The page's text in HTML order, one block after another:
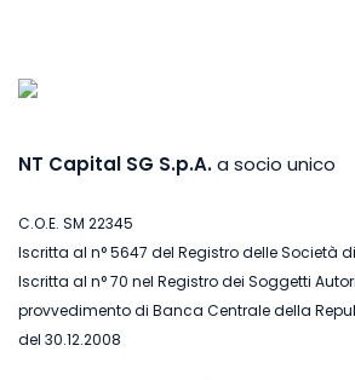
NT Capital SG S.p.A.a socio unico
C.O.E. SM 22345
Iscritta al n° 5647 del Registro delle Società
Iscritta al n° 70 nel Registro dei Soggetti
provvedimento di Banca Centrale della
del 30.12.2008